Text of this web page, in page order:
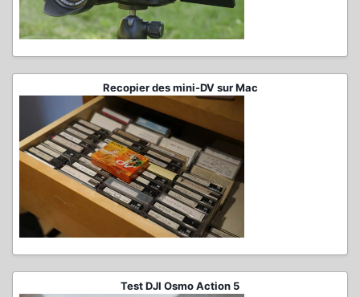
Recopier des mini-DV sur Mac
Test DJI Osmo Action 5